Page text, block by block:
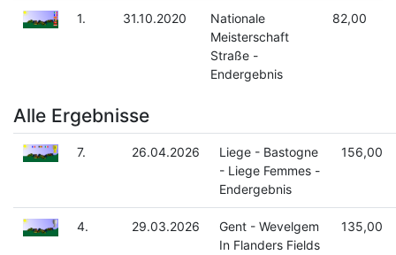
1. 31.10.2020
Nationale
Meisterschaft
Straße -
Endergebnis
82,00
Alle Ergebnisse
7. 26.04.2026
Liege - Bastogne
- Liege Femmes -
Endergebnis
156,00
4. 29.03.2026
Gent - Wevelgem
In Flanders Fields
135,00